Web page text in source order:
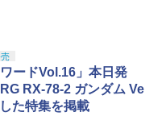
ードVol.16」本日発
RX-78-2 ガンダム Ve
た特集を掲載